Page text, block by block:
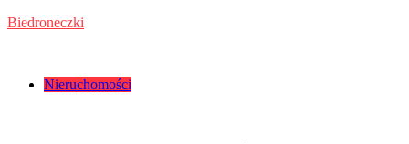
Przejdź
Biedroneczki
Kategorie:Nieruchomości